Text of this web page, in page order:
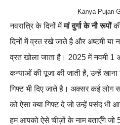
Kanya Pujan
नवरात्रि के दिनों मेंमां दुर्गा के नौ रूपों
दिनों में व्रत रखे जाते है और अष्टमी या
व्रत खोला जाता है। 2025 में नवमी 1
कन्याओं की पूजा की जाती है, उन्हें
गिफ्ट भी दिए जाते है। अक्सर कई लोग
को ऐसा क्या गिफ्ट दे जो उन्हें पसंद
हम आपको ऐसे चीज़ों के नाम बताएँगे